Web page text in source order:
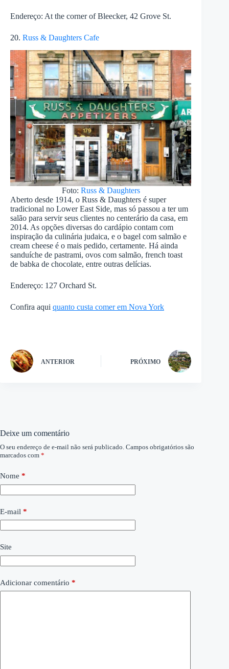
Endereço: At the corner of Bleecker, 42 Grove St.
20. Russ & Daughters Cafe
Foto: Russ & Daughters
Aberto desde 1914, o Russ & Daughters é super
tradicional no Lower East Side, mas só passou a ter um
salão para servir seus clientes no centerário da casa, em
2014. As opções diversas do cardápio contam com
inspiração da culinária judaica, e o bagel com salmão e
cream cheese é o mais pedido, certamente. Há ainda
sanduíche de pastrami, ovos com salmão, french toast
de babka de chocolate, entre outras delícias.
Endereço: 127 Orchard St.
Confira aqui quanto custa comer em Nova York
ANTERIOR PRÓXIMO
Deixe um comentário
O seu endereço de e-mail não será publicado. Campos obrigatórios são
marcados com *
Nome *
E-mail *
Site
Adicionar comentário *